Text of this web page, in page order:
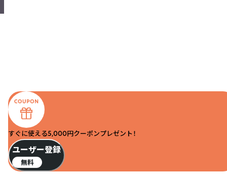
すぐに使える5,000円クーポンプレゼント！
ユーザー登録
無料